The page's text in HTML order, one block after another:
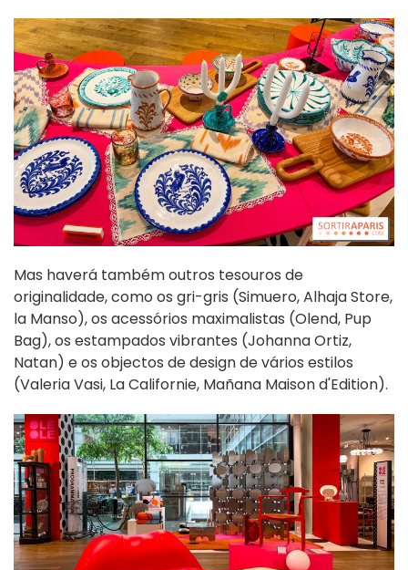
Mas haverá também outros tesouros de
originalidade, como os gri-gris (Simuero, Alhaja Store,
la Manso), os acessórios maximalistas (Olend, Pup
Bag), os estampados vibrantes (Johanna Ortiz,
Natan) e os objectos de design de vários estilos
(Valeria Vasi, La Californie, Mañana Maison d'Edition).